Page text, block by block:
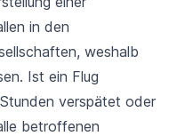
in den
weshalb
Ist ein Flug
verspätet oder
betroffenen